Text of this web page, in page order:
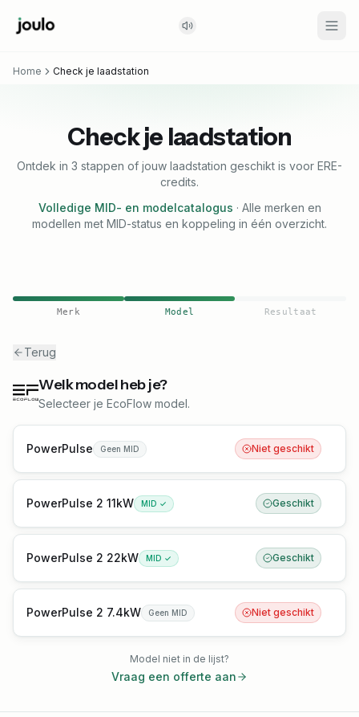
Home Check je laadstation
Check je laadstation
Ontdek in 3 stappen of jouw laadstation geschikt is voor ERE-
credits.
Volledige MID- en modelcatalogus · Alle merken en
modellen met MID-status en koppeling in één overzicht.
Merk Model Resultaat
Terug
Welk model heb je?
Selecteer je EcoFlow model.
PowerPulse Geen MID Niet geschikt
PowerPulse 2 11kW MID ✓ Geschikt
PowerPulse 2 22kW MID ✓ Geschikt
PowerPulse 2 7.4kW Geen MID Niet geschikt
Model niet in de lijst?
Vraag een offerte aan